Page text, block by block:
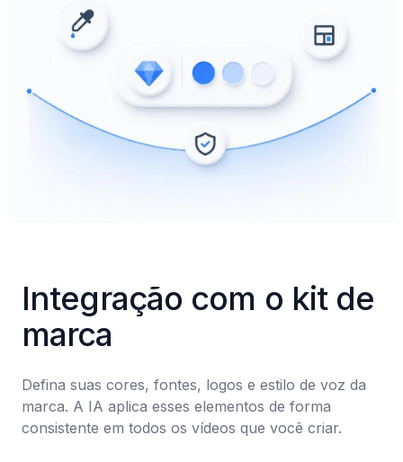
Integração com o kit de
marca
Defina suas cores, fontes, logos e estilo de voz da
marca. A IA aplica esses elementos de forma
consistente em todos os vídeos que você criar.